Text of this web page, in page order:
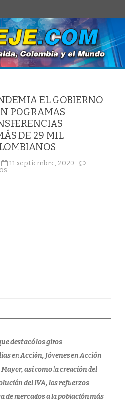
EL GOBIERNO
POGRAMAS
DE 29 MIL
11 septiembre, 2020
29
destacó los giros
en Acción, Jóvenes en Acción
así como la creación del
del IVA, los refuerzos
de mercados a la población más